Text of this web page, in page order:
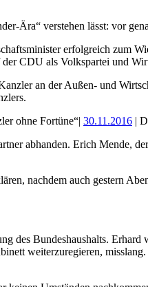
Ära“ verstehen lässt: vor
erfolgreich zum
CDU als Volkspartei und
an der Außen- und
ohne Fortüne“| 30.11.2016 |
abhanden. Erich Mende,
nachdem auch gestern
des Bundeshaushalts.
weiterzuregieren,